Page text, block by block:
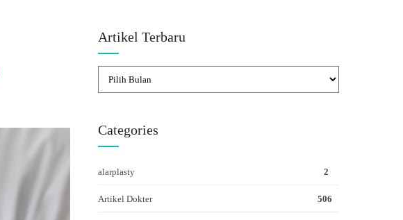
Artikel Terbaru
Categories
alarplasty 2
Artikel Dokter 506